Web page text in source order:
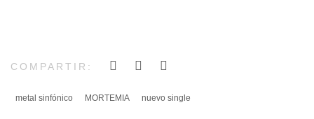
COMPARTIR:
metal sinfónico MORTEMIA nuevo single